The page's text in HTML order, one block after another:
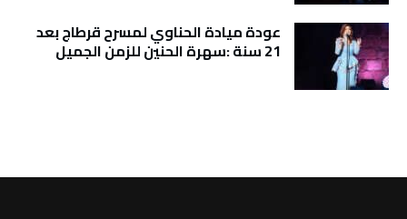
عودة ميادة الحناوي لمسرح قرطاج بعد
21 سنة :سهرة الحنين للزمن الجميل